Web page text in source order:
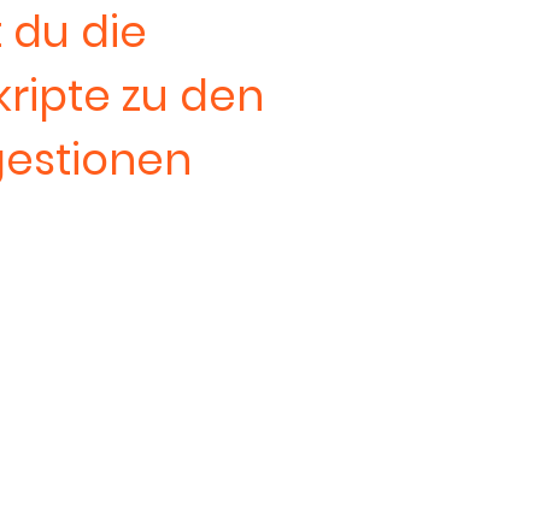
du die
zu den